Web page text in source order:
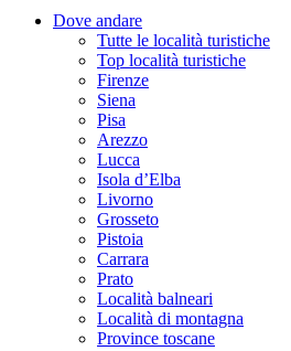
Dove andare
Tutte le località turistiche
Top località turistiche
Firenze
Siena
Pisa
Arezzo
Lucca
Isola d’Elba
Livorno
Grosseto
Pistoia
Carrara
Prato
Località balneari
Località di montagna
Province toscane